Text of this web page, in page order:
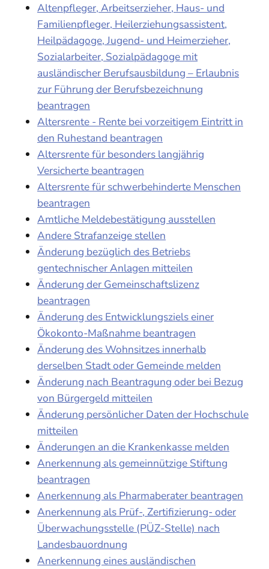
Altenpfleger, Arbeitserzieher, Haus- und
Familienpfleger, Heilerziehungsassistent,
Heilpädagoge, Jugend- und Heimerzieher,
Sozialarbeiter, Sozialpädagoge mit
ausländischer Berufsausbildung – Erlaubnis
zur Führung der Berufsbezeichnung
beantragen
Altersrente - Rente bei vorzeitigem Eintritt in
den Ruhestand beantragen
Altersrente für besonders langjährig
Versicherte beantragen
Altersrente für schwerbehinderte Menschen
beantragen
Amtliche Meldebestätigung ausstellen
Andere Strafanzeige stellen
Änderung bezüglich des Betriebs
gentechnischer Anlagen mitteilen
Änderung der Gemeinschaftslizenz
beantragen
Änderung des Entwicklungsziels einer
Ökokonto-Maßnahme beantragen
Änderung des Wohnsitzes innerhalb
derselben Stadt oder Gemeinde melden
Änderung nach Beantragung oder bei Bezug
von Bürgergeld mitteilen
Änderung persönlicher Daten der Hochschule
mitteilen
Änderungen an die Krankenkasse melden
Anerkennung als gemeinnützige Stiftung
beantragen
Anerkennung als Pharmaberater beantragen
Anerkennung als Prüf-, Zertifizierung- oder
Überwachungsstelle (PÜZ-Stelle) nach
Landesbauordnung
Anerkennung eines ausländischen